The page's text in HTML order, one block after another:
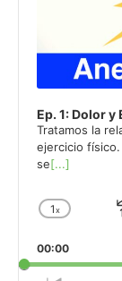
Ep. 1: Dolor y
Tratamos la
ejercicio
se[...]
Change
Rate
1x
00:00